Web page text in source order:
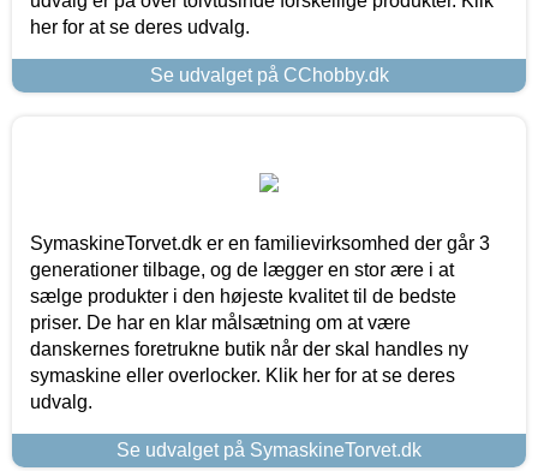
her for at se deres udvalg.
Se udvalget på CChobby.dk
SymaskineTorvet.dk er en familievirksomhed der går 3
generationer tilbage, og de lægger en stor ære i at
sælge produkter i den højeste kvalitet til de bedste
priser. De har en klar målsætning om at være
danskernes foretrukne butik når der skal handles ny
symaskine eller overlocker. Klik her for at se deres
udvalg.
Se udvalget på SymaskineTorvet.dk